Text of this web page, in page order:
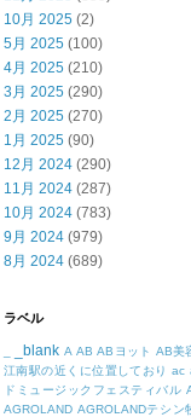
10月 2025 (2)
5月 2025 (100)
4月 2025 (210)
3月 2025 (290)
2月 2025 (270)
1月 2025 (90)
12月 2024 (290)
11月 2024 (287)
10月 2024 (783)
9月 2024 (979)
8月 2024 (689)
ラベル
_blank A AB ABヨット AB美
江南駅の近くに位置しており ac
ドミュージックフェスティバル
AGROLAND AGROLANDテシン